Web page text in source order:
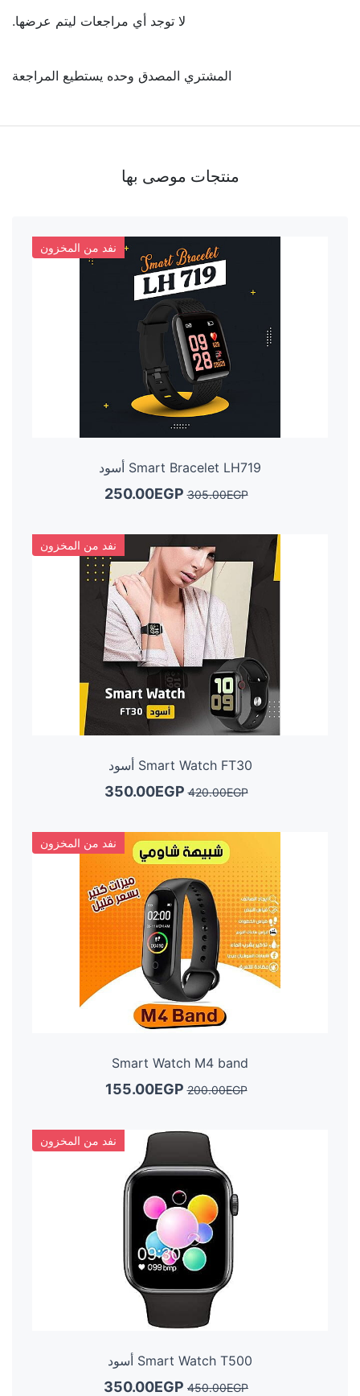
لا توجد أي مراجعات ليتم عرضها.
المشتري المصدق وحده يستطيع المراجعة
منتجات موصى بها
نفد من المخزون
Smart Bracelet LH719 أسود
250.00EGP305.00EGP
نفد من المخزون
Smart Watch FT30 أسود
350.00EGP420.00EGP
نفد من المخزون
Smart Watch M4 band
155.00EGP200.00EGP
نفد من المخزون
Smart Watch T500 أسود
350.00EGP 450.00EGP